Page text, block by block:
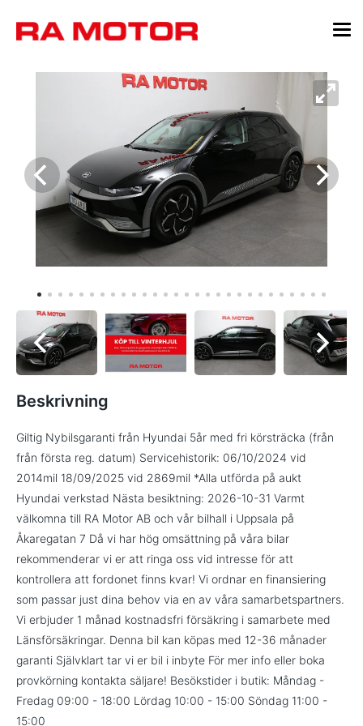
Beskrivning
Giltig Nybilsgaranti från Hyundai 5år med fri körsträcka (från
från första reg. datum) Servicehistorik: 06/10/2024 vid
2014mil 18/09/2025 vid 2869mil *Alla utförda på aukt
Hyundai verkstad Nästa besiktning: 2026-10-31 Varmt
välkomna till RA Motor AB och vår bilhall i Uppsala på
Åkaregatan 7 Då vi har hög omsättning på våra bilar
rekommenderar vi er att ringa oss vid intresse för att
kontrollera att fordonet finns kvar! Vi ordnar en finansiering
som passar just dina behov via en av våra samarbetspartners.
Vi erbjuder 1 månad kostnadsfri försäkring i samarbete med
Länsförsäkringar. Denna bil kan köpas med 12-36 månader
garanti Självklart tar vi er bil i inbyte För mer info eller boka
provkörning kontakta säljare! Besökstider i butik: Måndag -
Fredag 09:00 - 18:00 Lördag 10:00 - 15:00 Söndag 11:00 -
15:00